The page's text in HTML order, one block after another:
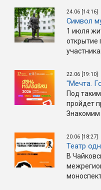
24.06 [14:16]
Символ
1 июля
открытие
22.06 [19:10]
"Мечта.
Под
пройдет
Знакомим
20.06 [18:27]
Театр
В